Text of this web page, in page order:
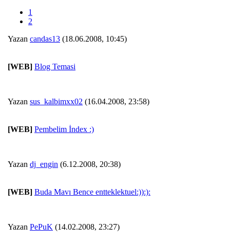
1
2
Yazan candas13 (18.06.2008, 10:45)
[WEB] Blog Temasi
Yazan sus_kalbimxx02 (16.04.2008, 23:58)
[WEB] Pembelim İndex :)
Yazan dj_engin (6.12.2008, 20:38)
[WEB] Buda Mavı Bence entteklektuel:)):):
Yazan PePuK (14.02.2008, 23:27)